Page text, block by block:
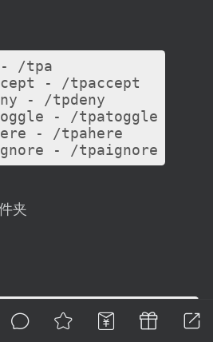
对 社区功能、
何想法！...
你期望的功能等
与作者进行反馈
- /tpa
- /tpaccept
- /tpdeny
- /tpatoggle
- /tpahere
- /tpaignore
夹